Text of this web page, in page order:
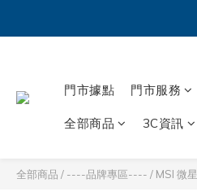
門市據點 門市服務
全部商品 3C資訊
全部商品 / ----品牌專區---- / MSI 微星